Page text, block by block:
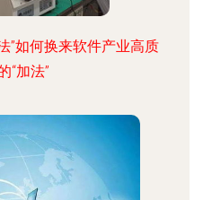
”如何换来软件产业高质
“加法”